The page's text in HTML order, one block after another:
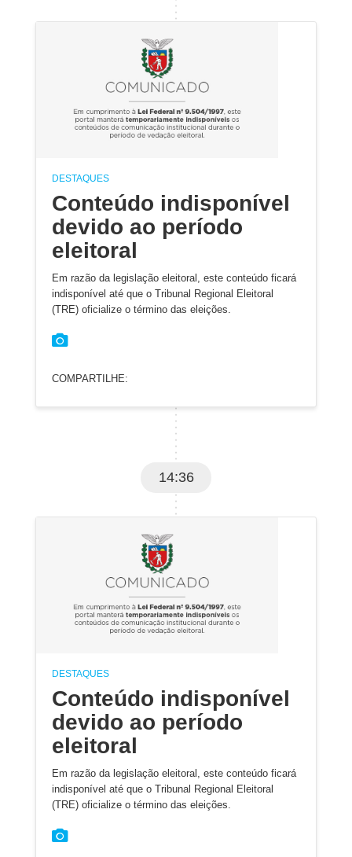
DESTAQUES
Conteúdo indisponível
devido ao período
eleitoral
Em razão da legislação eleitoral, este conteúdo ficará
indisponível até que o Tribunal Regional Eleitoral
(TRE) oficialize o término das eleições.
COMPARTILHE:
14:36
DESTAQUES
Conteúdo indisponível
devido ao período
eleitoral
Em razão da legislação eleitoral, este conteúdo ficará
indisponível até que o Tribunal Regional Eleitoral
(TRE) oficialize o término das eleições.